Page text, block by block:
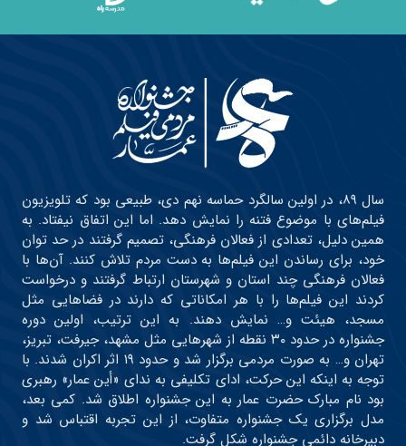
سال ۸۹، در اولین سالگرد حماسه نهم دی، طبیعی بود که تلویزیون
فیلم‌های با موضوع فتنه را نمایش دهد. اما این اتفاق نیفتاد. به
همین دلیل، تعدادی از فعالان فرهنگی، تصمیم گرفتند در حد توان
خود، برای رساندن این فیلم‌ها به دست مردم تلاش کنند. آن‌ها با
فعالان فرهنگی چند استان و شهرستان ارتباط گرفتند و درخواست
کردند این فیلم‌ها را با هر امکاناتی که دارند در فضاهایی مثل
مسجد، هیئت و… نمایش دهند. به این ترتیب، اولین دوره
جشنواره در حدود ۳۰ نقطه از شهرهایی مثل مشهد، جیرفت، تبریز،
تهران و… به صورت مردمی برگزار شد و حدود ۱۹ اثر اکران شدند. با
توجه به اینکه این حرکت، ادای تکلیفی به ندای «أین عمار» رهبری
بود نام مبارک حضرت عمار به این جشنواره اطلاق شد. کمی بعد،
مدل برگزاری یک جشنواره متفاوت، از این تجربه اقتباس شد و
دبیرخانه دائمی جشنواره شکل گرفت.